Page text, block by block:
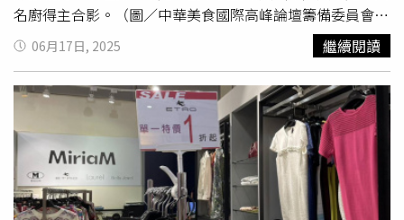
名廚得主合影。（圖／中華美食國際高峰論壇籌備委員會提
供）6月16日晚間舉辦開幕儀式暨「第一屆新北市觀光美食
產業金獎大賞」頒獎典禮，由新北市副市長劉和然頒發「新
北十大名廚」獎項、大會執行長梁幼祥頒發「新北十大餐飲
名店」及「新北十大名菜美點」獎項，另外「新北市十大優
質伴手禮」則邀請前內政部長李鴻源頒發。此次評選特別導
入米其林指南的「秘密客」制度，由中華民國烹飪協會、中
華民國眷村美食文化協會、台灣年輕菁英廚神協會、中華海
峽兩岸餐飲連鎖經營協會、風霈傳媒（網紅小組）等五大單
位組成專業評審團隊，希望能強化獎項的專業性與公信力。
06月17日, 2025 繼續閱讀